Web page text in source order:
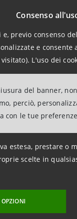
Consenso
previo consenso
e
L'uso dei
del banner,
perciò,
con le tue
estesa, prestare o
scelte in
OPZIONI
&
MAIRE) nella
energetica.
obiettivi
in linea
il ruolo della
verso